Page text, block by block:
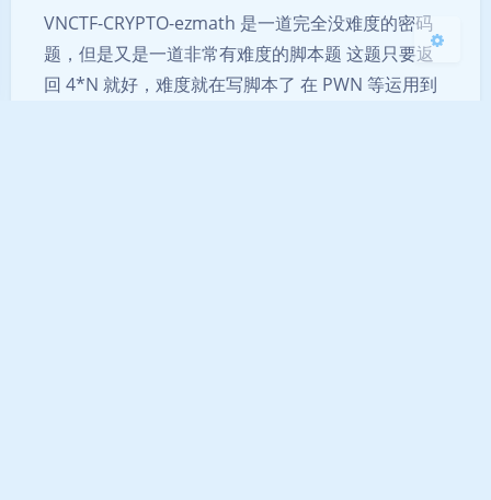
VNCTF-CRYPTO-ezmath 是一道完全没难度的密码
题，但是又是一道非常有难度的脚本题 这题只要返
回 4*N 就好，难度就在写脚本了 在 PWN 等运用到